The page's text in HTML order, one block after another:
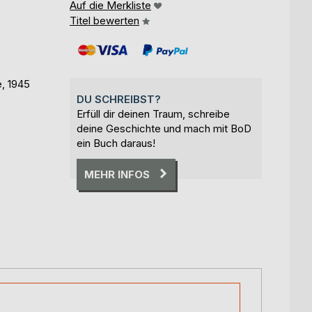
1945
Auf die Merkliste
Titel bewerten
DU SCHREIBST?
Erfüll dir deinen Traum, schreibe
deine Geschichte und mach mit BoD
ein Buch daraus!
MEHR INFOS
als Dozentin